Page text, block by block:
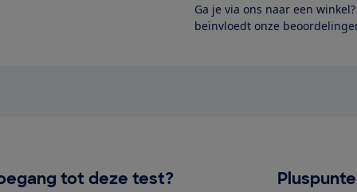
Ga je via ons naar een
beïnvloedt onze
tot deze test?